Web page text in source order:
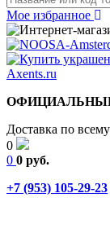
Мое избранное
Доставка по
0
0 0 руб.
+7 (953) 105-29-23